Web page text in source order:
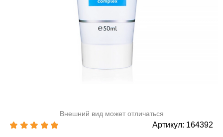
Внешний вид может отличаться
Артикул: 164392